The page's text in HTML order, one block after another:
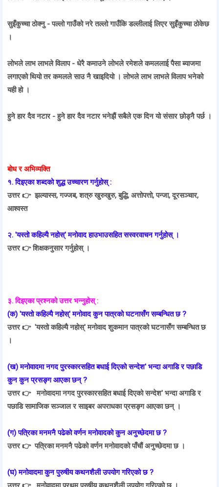
सुइँकुच्चा ठोक्नु - पल्लो गाउँको नरे तल्लो गाउँकि डल्लीलाई लिएर सुइँकुच्चा ठोकेछ
।
लोभले लाभ लाभले विलाप - धेरै कमाउने लोभले रमेशले कमललाई पैसा ब्याजमा
लगाएको थियो तर कमलले साउ नै खाइदियो । लोभले लाभ लाभले विलाप भनेको
यही हो ।
हुने हार दैव नटार - हुने हार दैव नटार भनेझैं सबैले एक दिन यो संसार छोड्नै पर्छ ।
बोध र अभिव्यक्ति
१. दिइएका शब्दको शुद्ध उच्चारण गर्नुहोस् :
उत्तर 👉झल्यास्स, गज्जब, शत्रु खुरुखुरु, बुद्धि, अत्तोपत्तो, पन्जा, दूरसञ्चार,
आश्वस्त
२. 'यस्तो कहिल्यै नहोस्' मनोवाद हाउभाउसहित सस्वरवाचन गर्नुहोस् ।
उत्तर 👉शिक्षकनुसार गर्नुहोस् ।
३. दिइएका प्रश्नको उत्तर भन्नुहोस् :
(क) 'यस्तो कहिल्यै नहोस्' मनोवाद कुन पात्रको घटनासँग सम्बन्धित छ ?
उत्तर 👉 'यस्तो कहिल्यै नहोस्' मनोवाद शुकमान पात्रको घटनासँग सम्बन्धित छ
।
(ख) मनोवादमा नगद पुरस्कारसहित बधाई दिएको सन्देश' भन्दा अगाडि र पछाडि
कुन कुन प्रसङ्ग आएका छन् ?
उत्तर 👉 मनोवादमा नगद पुरस्कारसहित बधाई दिएको सन्देश' भन्दा अगाडि र
पछाडि सामाजिक सञ्जाल र साइबर अपराधका प्रसङ्ग आएका छन् ।
(ग) पत्रिका मनमनै पढेको वर्णन मनोवादको कुन अनुच्छेदमा छ ?
उत्तर 👉पत्रिका मनमनै पढेको वर्णन मनोवादको पाँचौं अनुच्छेदमा छ ।
(घ) मनोवादमा कुन पुरुषीय कथनशैली उपयोग गरिएको छ ?